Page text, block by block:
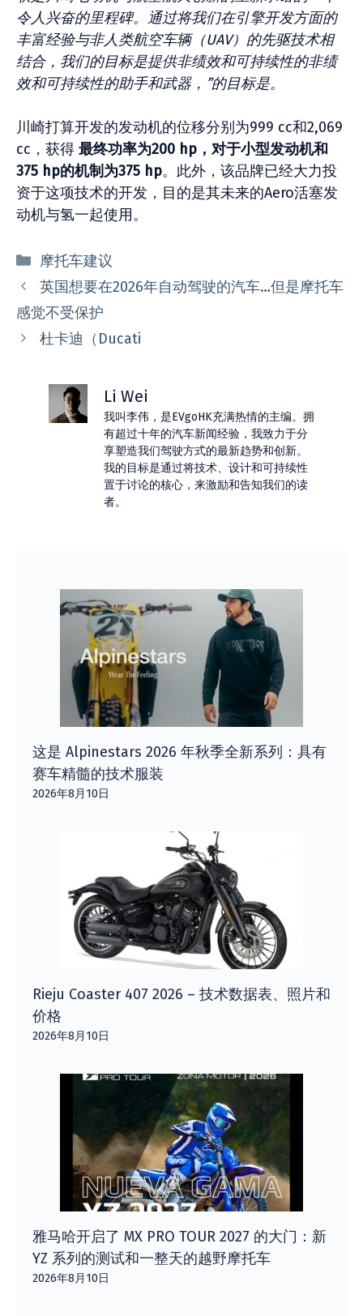
令人兴奋的里程碑。通过将我们在引擎开发方面的
丰富经验与非人类航空车辆（UAV）的先驱技术相
结合，我们的目标是提供非绩效和可持续性的非绩
效和可持续性的助手和武器，”的目标是。
川崎打算开发的发动机的位移分别为999 cc和2,069
cc，获得 最终功率为200 hp，对于小型发动机和
375 hp的机制为375 hp。此外，该品牌已经大力投
资于这项技术的开发，目的是其未来的Aero活塞发
动机与氢一起使用。
分
类
摩托车建议
英国想要在2026年自动驾驶的汽车…但是摩托车
感觉不受保护
杜卡迪（Ducati
Li Wei
我叫李伟，是EVgoHK充满热情的主编。拥
有超过十年的汽车新闻经验，我致力于分
享塑造我们驾驶方式的最新趋势和创新。
我的目标是通过将技术、设计和可持续性
置于讨论的核心，来激励和告知我们的读
者。
这是 Alpinestars 2026 年秋季全新系列：具有
赛车精髓的技术服装
2026年8月10日
Rieju Coaster 407 2026 – 技术数据表、照片和
价格
2026年8月10日
雅马哈开启了 MX PRO TOUR 2027 的大门：新
YZ 系列的测试和一整天的越野摩托车
2026年8月10日